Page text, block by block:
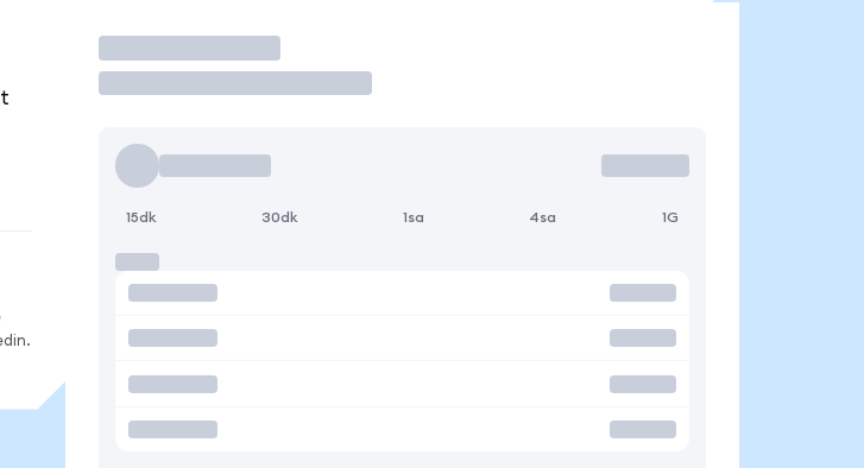
İşlem Yap
15dk 30dk 1sa 4sa 1G